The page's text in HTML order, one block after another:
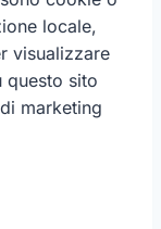
locale,
visualizzare
questo sito
marketing